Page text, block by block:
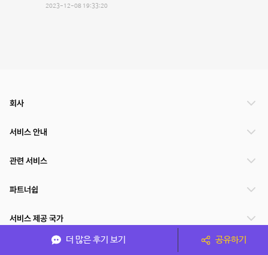
2023-12-08 19:33:20
더 많은 후기 보기 공유하기
회사
서비스 안내
관련 서비스
파트너쉽
서비스 제공 국가